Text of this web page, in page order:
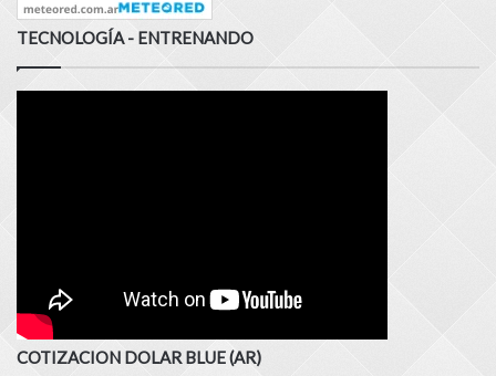
TECNOLOGÍA - ENTRENANDO
COTIZACION DOLAR BLUE (AR)